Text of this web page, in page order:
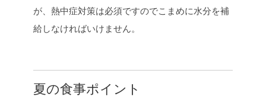
が、熱中症対策は必須ですのでこまめに水分を補
給しなければいけません。
夏の食事ポイント